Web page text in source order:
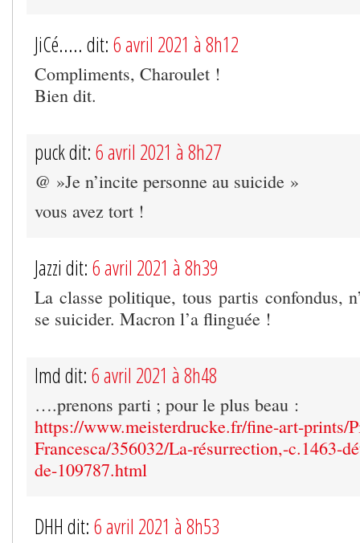
JiCé..... dit: 6 avril 2021 à 8h12
Compliments, Charoulet !
Bien dit.
puck dit: 6 avril 2021 à 8h27
@ »Je n’incite personne au suicide »
vous avez tort !
Jazzi dit: 6 avril 2021 à 8h39
La classe politique, tous partis confondus,
se suicider. Macron l’a flinguée !
lmd dit: 6 avril 2021 à 8h48
….prenons parti ; pour le plus beau :
https://www.meisterdrucke.fr/fine-art-prints/
Francesca/356032/La-résurrection,-c.1463-
de-109787.html
DHH dit: 6 avril 2021 à 8h53